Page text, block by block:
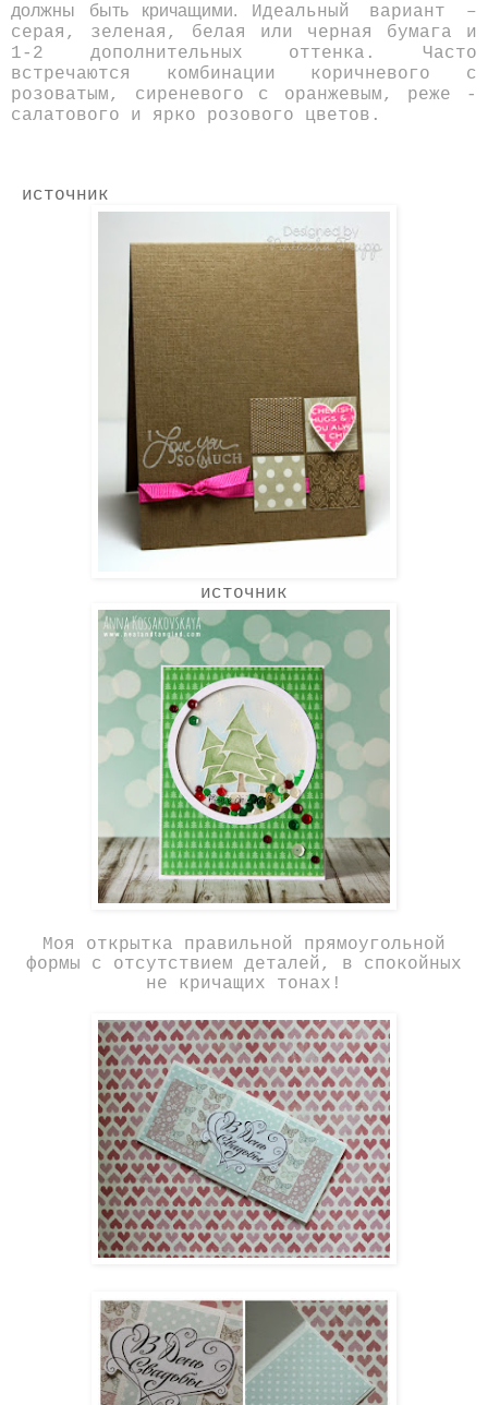
должны быть кричащими. Идеальный вариант –
серая, зеленая, белая или черная бумага и
1-2 дополнительных оттенка. Часто
встречаются комбинации коричневого с
розоватым, сиреневого с оранжевым, реже -
салатового и ярко розового цветов.
источник
источник
Моя открытка правильной прямоугольной
формы с отсутствием деталей, в спокойных
не кричащих тонах!